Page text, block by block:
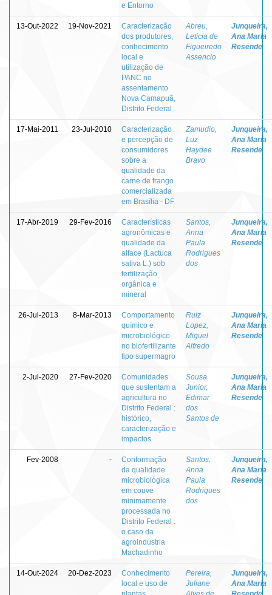
e Entorno
13-Out-2022 19-Nov-2021
Caracterização
dos produtores,
conhecimento
local e
utilização de
PANC no
assentamento
Nova Camapuã,
Distrito Federal
Abreu,
Leticia de
Figueiredo
Assencio
Junqueira,
Ana Maria
Resende
17-Mai-2011 23-Jul-2010
Caracterização
e percepção de
consumidores
sobre a
qualidade da
carne de frango
comercializada
em Brasília - DF
Zamudio,
Luz
Haydee
Bravo
Junqueira,
Ana Maria
Resende
17-Abr-2019 29-Fev-2016
Características
agronômicas e
qualidade da
alface (Lactuca
sativa L.) sob
fertilização
orgânica e
mineral
Santos,
Anna
Paula
Rodrigues
dos
Junqueira,
Ana Maria
Resende
26-Jul-2013 8-Mar-2013
Comportamento
químico e
microbiológico
no biofertilizante
tipo supermagro
Ruiz
Lopez,
Miguel
Alfredo
Junqueira,
Ana Maria
Resende
2-Jul-2020 27-Fev-2020
Comunidades
que sustentam a
agricultura no
Distrito Federal :
histórico,
caracterização e
impactos
Sousa
Junior,
Edimar
dos
Santos de
Junqueira,
Ana Maria
Resende
Fev-2008 -
Conformação
da qualidade
microbiológica
em couve
minimamente
processada no
Distrito Federal :
o caso da
agroindústria
Machadinho
Santos,
Anna
Paula
Rodrigues
dos
Junqueira,
Ana Maria
Resende
14-Out-2024 20-Dez-2023
Conhecimento
local e uso de
Pereira,
Juliane
Junqueira,
Ana Maria